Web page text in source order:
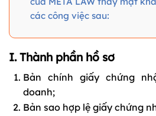
các công việc sau:
I. Thành phần hồ sơ
Bản chính giấy chứng
doanh;
Bản sao hợp lệ giấy chứng